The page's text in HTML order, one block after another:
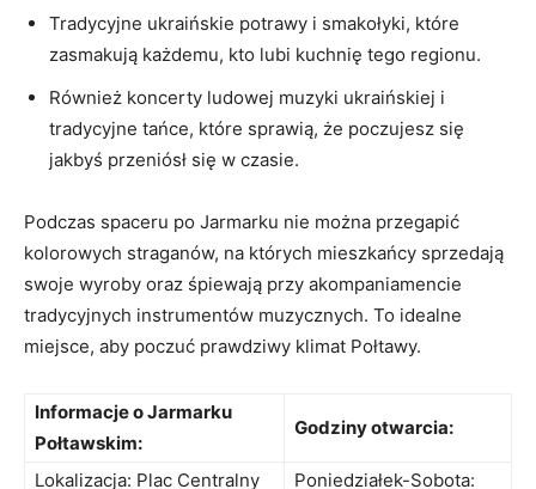
Tradycyjne ukraińskie potrawy i smakołyki, które
zasmakują każdemu, kto lubi ‍kuchnię tego‌ regionu.
Również koncerty ludowej ‍muzyki ⁤ukraińskiej i
tradycyjne ‌tańce, które ⁢sprawią, że poczujesz się
jakbyś przeniósł się w czasie.
Podczas spaceru po Jarmarku nie można przegapić
kolorowych straganów, na których mieszkańcy sprzedają
swoje wyroby oraz‌ śpiewają‍ przy akompaniamencie
⁣tradycyjnych instrumentów ⁢muzycznych. To idealne
miejsce, aby poczuć‍ prawdziwy klimat Połtawy.
Informacje o ‍Jarmarku
Połtawskim:
Godziny otwarcia:
Lokalizacja: Plac Centralny ​
Poniedziałek-Sobota: